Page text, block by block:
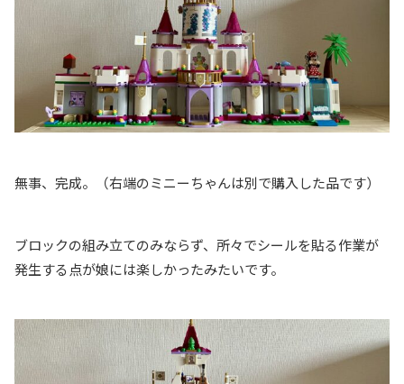
無事、完成。（右端のミニーちゃんは別で購入した品です）
ブロックの組み立てのみならず、所々でシールを貼る作業が
発生する点が娘には楽しかったみたいです。